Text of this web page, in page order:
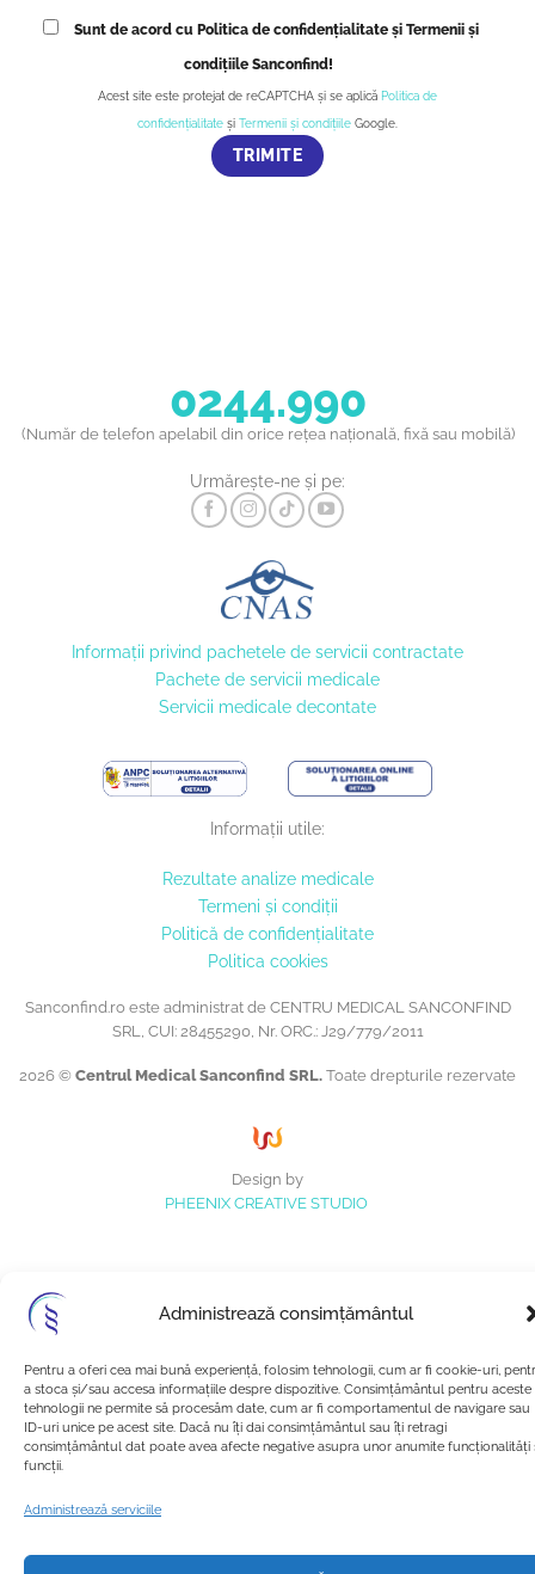
Administrează consimțământul
Pentru a oferi cea mai bună experiență, folosim tehnologii, cum ar fi cookie-uri,
a stoca și/sau accesa informațiile despre dispozitive. Consimțământul pentru aceste
tehnologii ne permite să procesăm date, cum ar fi comportamentul de navigare sau
ID-uri unice pe acest site. Dacă nu îți dai consimțământul sau îți retragi
consimțământul dat poate avea afecte negative asupra unor anumite funcționalități
funcții.
Administrează serviciile
Sunt de acord cu Politica de confidențialitate și Termenii și
condițiile Sanconfind!
Acest site este protejat de reCAPTCHA și se aplică Politica de
confidențialitate și Termenii și condițiile Google.
0244.990
(Număr de telefon apelabil din orice rețea națională, fixă sau mobilă)
Urmărește-ne și pe:
Informaţii privind pachetele de servicii contractate
Pachete de servicii medicale
Servicii medicale decontate
Informații utile:
Rezultate analize medicale
Termeni și condiții
Politică de confidențialitate
Politica cookies
Sanconfind.ro este administrat de CENTRU MEDICAL SANCONFIND
SRL, CUI: 28455290, Nr. ORC.: J29/779/2011
2026 © Centrul Medical Sanconfind SRL. Toate drepturile rezervate
Design by
PHEENIX CREATIVE STUDIO